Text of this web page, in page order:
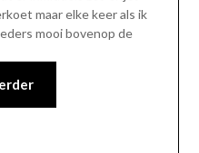
maar elke keer als ik
mooi bovenop de